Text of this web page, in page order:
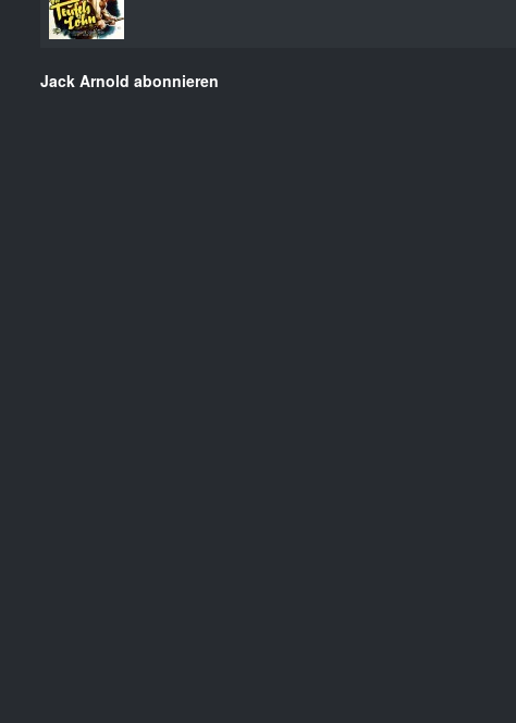
Jack Arnold abonnieren